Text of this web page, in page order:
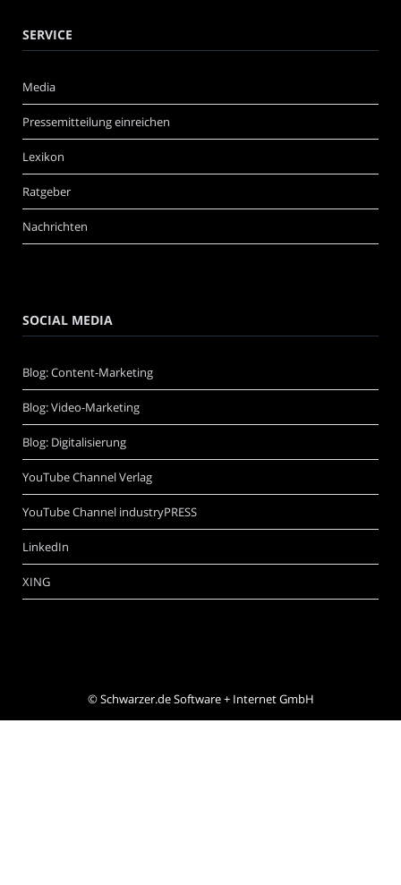
SERVICE
Media
Pressemitteilung einreichen
Lexikon
Ratgeber
Nachrichten
SOCIAL MEDIA
Blog: Content-Marketing
Blog: Video-Marketing
Blog: Digitalisierung
YouTube Channel Verlag
YouTube Channel industryPRESS
LinkedIn
XING
©Schwarzer.de Software + Internet GmbH